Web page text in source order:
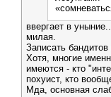
ввергает в
милая.
Записать
Хотя, многие
имеются - кто
похуист, кто
Мда, основная